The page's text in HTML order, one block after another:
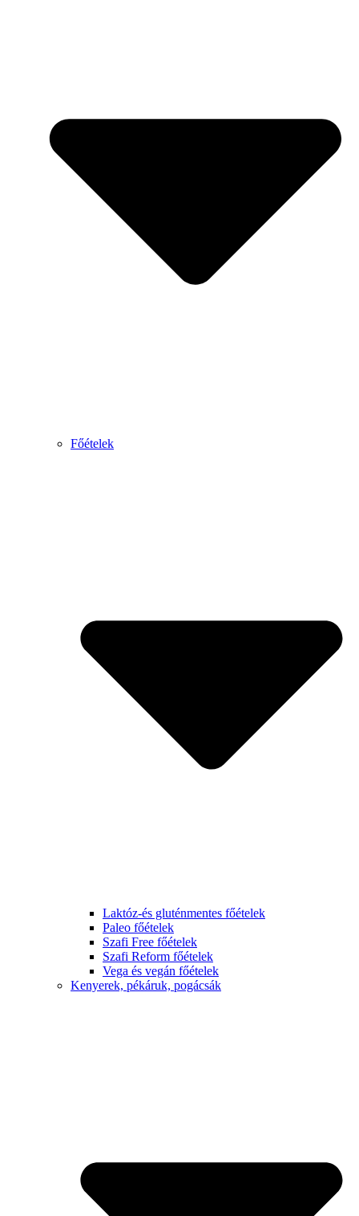
Főételek
Laktóz-és gluténmentes főételek
Paleo főételek
Szafi Free főételek
Szafi Reform főételek
Vega és vegán főételek
Kenyerek, pékáruk, pogácsák